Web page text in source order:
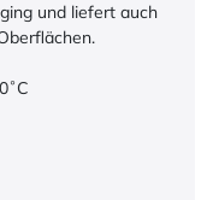
und liefert auch